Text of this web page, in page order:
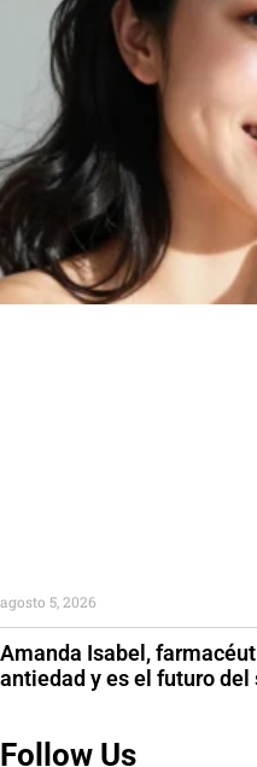
Amanda Isabel,
antiedad y es el futuro del
agosto 5, 2026
Follow Us